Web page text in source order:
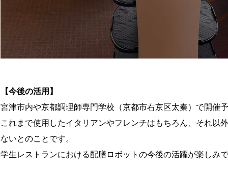
【今後の活用】
宮津市内や京都調理師専門学校（京都市右京区太秦）で開催
これまで使用したイタリアンやフレンチはもちろん、それ以
ないとのことです。
学生レストランにおける配膳ロボットの今後の活躍が楽しみで